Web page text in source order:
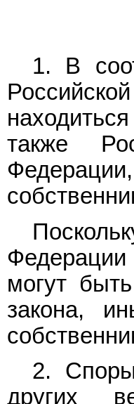
1. В
также
могут
закона,
2.
других